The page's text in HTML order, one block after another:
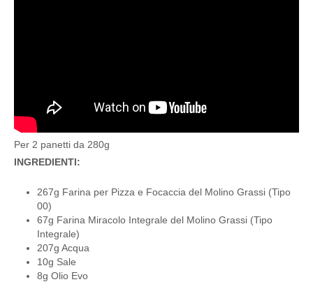
Per 2 panetti da 280g
INGREDIENTI:
267g Farina per Pizza e Focaccia del Molino Grassi (Tipo
00)
67g Farina Miracolo Integrale del Molino Grassi (Tipo
Integrale)
207g Acqua
10g Sale
8g Olio Evo